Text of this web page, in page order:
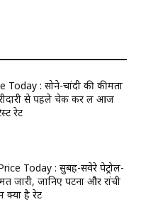
Today : सोने-चांदी की कीमतों
से पहले चेक कर लें आज
रेट
Today : सुबह-सवेरे पेट्रोल-
जारी, जानिए पटना और रांची
क्या है रेट